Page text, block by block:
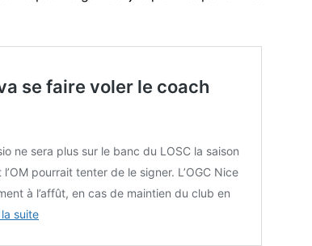
se faire voler le coach
ne sera plus sur le banc du LOSC la saison
pourrait tenter de le signer. L’OGC Nice
à l’affût, en cas de maintien du club en
suite